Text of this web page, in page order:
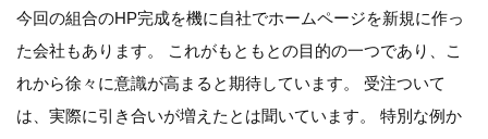
今回の組合のHP完成を機に自社でホームページを新規に作っ
た会社もあります。 これがもともとの目的の一つであり、こ
れから徐々に意識が高まると期待しています。 受注ついて
は、実際に引き合いが増えたとは聞いています。 特別な例か